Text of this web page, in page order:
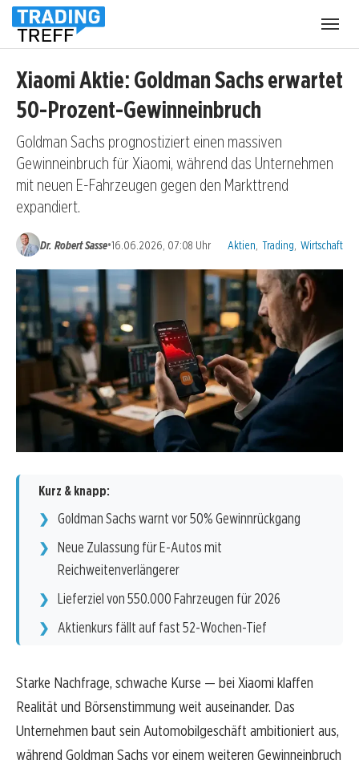
Xiaomi Aktie: Goldman Sachs erwartet
50-Prozent-Gewinneinbruch
Goldman Sachs prognostiziert einen massiven
Gewinneinbruch für Xiaomi, während das Unternehmen
mit neuen E-Fahrzeugen gegen den Markttrend
expandiert.
Dr. Robert Sasse•16.06.2026, 07:08 Uhr Kategorien:
Aktien Trading Wirtschaft
Kurz & knapp:
Goldman Sachs warnt vor 50% Gewinnrückgang
Neue Zulassung für E-Autos mit
Reichweitenverlängerer
Lieferziel von 550.000 Fahrzeugen für 2026
Aktienkurs fällt auf fast 52-Wochen-Tief
Starke Nachfrage, schwache Kurse — bei Xiaomi klaffen
Realität und Börsenstimmung weit auseinander. Das
Unternehmen baut sein Automobilgeschäft ambitioniert aus,
während Goldman Sachs vor einem weiteren Gewinneinbruch